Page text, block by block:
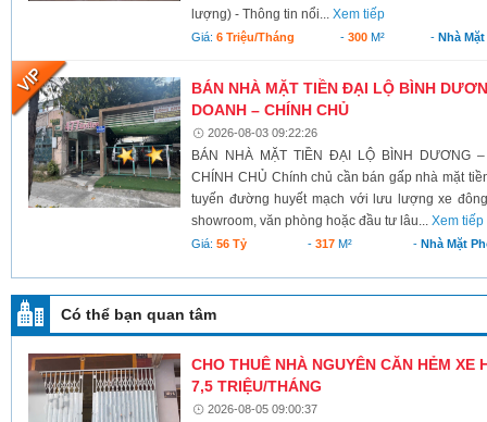
lượng) - Thông tin nổi...Xem tiếp
Giá:6 Triệu/tháng -300 M² - Nhà
BÁN NHÀ MẶT TIỀN ĐẠI LỘ BÌNH
DOANH – CHÍNH CHỦ
2026-08-03 09:22:26
BÁN NHÀ MẶT TIỀN ĐẠI LỘ BÌNH DƯƠNG
CHÍNH CHỦ Chính chủ cần bán gấp nhà mặt
tuyến đường huyết mạch với lưu lượng xe
showroom, văn phòng hoặc đầu tư lâu...Xem tiếp
Giá:56 Tỷ -317 M² - Nhà Mặt
Có thể bạn quan tâm
CHO THUÊ NHÀ NGUYÊN CĂN HẺM XE
7,5 TRIỆU/THÁNG
2026-08-05 09:00:37